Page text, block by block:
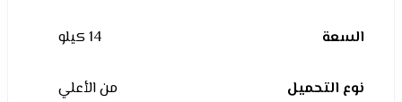
السعة 14 كيلو
نوع التحميل من الأعلي